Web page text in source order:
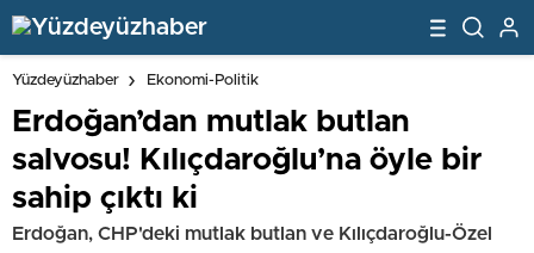
Yüzdeyüzhaber Ekonomi-Politik
Erdoğan’dan mutlak butlan
salvosu! Kılıçdaroğlu’na öyle bir
sahip çıktı ki
Erdoğan, CHP'deki mutlak butlan ve Kılıçdaroğlu-Özel